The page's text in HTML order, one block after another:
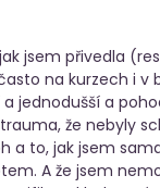
jsem přivedla
na kurzech i v
jednodušší a
že nebyly
a to, jak jsem
A že jsem